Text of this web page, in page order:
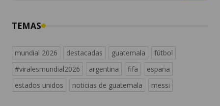
TEMAS
mundial 2026 destacadas guatemala
fútbol
#viralesmundial2026
argentina fifa
españa
estados unidos
noticias de guatemala messi